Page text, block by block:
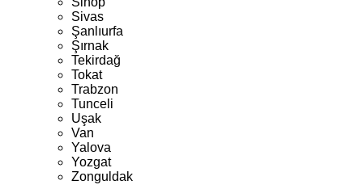
Sivas
Şanlıurfa
Şırnak
Tekirdağ
Tokat
Trabzon
Tunceli
Uşak
Van
Yalova
Yozgat
Zonguldak